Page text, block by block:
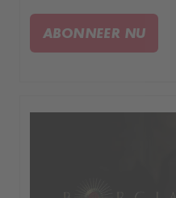
ABONNEER NU